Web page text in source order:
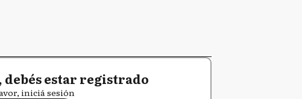
debés estar registrado
iniciá sesión